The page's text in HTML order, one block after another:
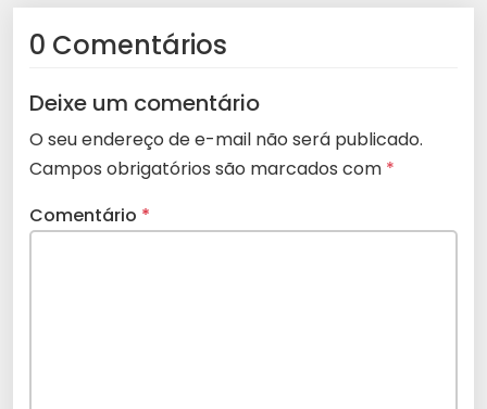
0 Comentários
Deixe um comentário
O seu endereço de e-mail não será publicado.
Campos obrigatórios são marcados com *
Comentário *